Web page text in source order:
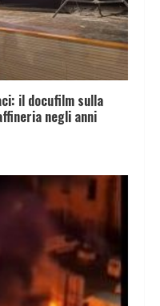
il docufilm sulla
negli anni